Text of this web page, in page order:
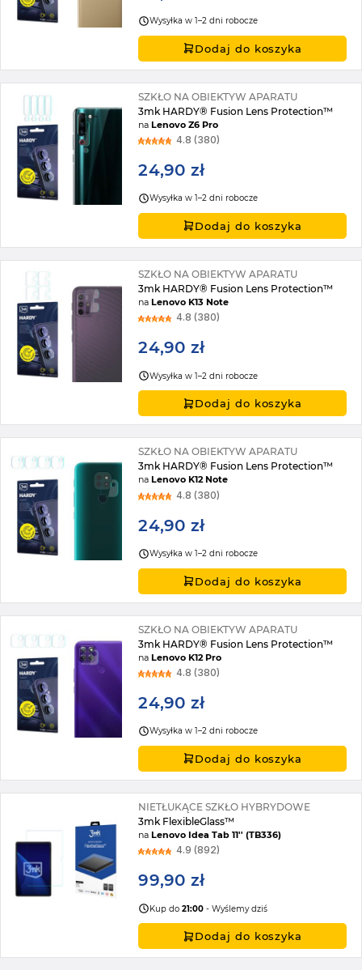
Wysyłka w 1–2 dni robocze
Dodaj do koszyka
SZKŁO NA OBIEKTYW APARATU
3mk HARDY® Fusion Lens Protection™
naLenovo Z6 Pro
4.8 (380)
24,90 zł
Wysyłka w 1–2 dni robocze
Dodaj do koszyka
SZKŁO NA OBIEKTYW APARATU
3mk HARDY® Fusion Lens Protection™
naLenovo K13 Note
4.8 (380)
24,90 zł
Wysyłka w 1–2 dni robocze
Dodaj do koszyka
SZKŁO NA OBIEKTYW APARATU
3mk HARDY® Fusion Lens Protection™
naLenovo K12 Note
4.8 (380)
24,90 zł
Wysyłka w 1–2 dni robocze
Dodaj do koszyka
SZKŁO NA OBIEKTYW APARATU
3mk HARDY® Fusion Lens Protection™
naLenovo K12 Pro
4.8 (380)
24,90 zł
Wysyłka w 1–2 dni robocze
Dodaj do koszyka
NIETŁUKĄCE SZKŁO HYBRYDOWE
3mk FlexibleGlass™
naLenovo Idea Tab 11'' (TB336)
4.9 (892)
99,90 zł
Kup do21:00 - Wyślemy dziś
Dodaj do koszyka